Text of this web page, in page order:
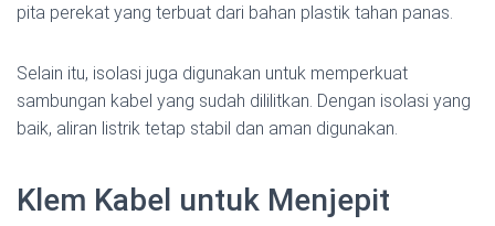
pita perekat yang terbuat dari bahan plastik tahan panas.
Selain itu, isolasi juga digunakan untuk memperkuat
sambungan kabel yang sudah dililitkan. Dengan isolasi yang
baik, aliran listrik tetap stabil dan aman digunakan.
Klem Kabel untuk Menjepit